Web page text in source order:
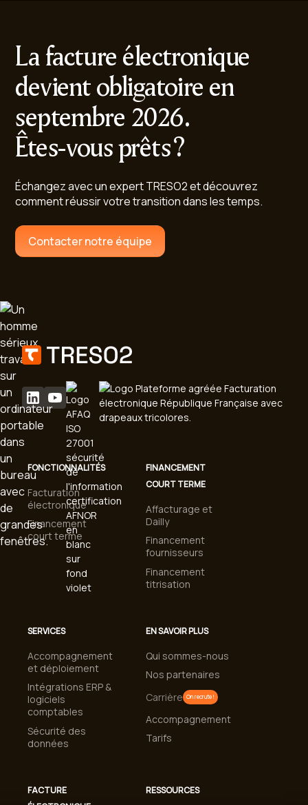
La facture électronique
devient obligatoire en
septembre 2026.
Êtes-vous prêts ?
Échangez avec un expert TRESO2 et découvrez
comment réussir votre transition dans les temps.
Contacter notre équipe
FONCTIONNALITÉS
Facturation
électronique
Financement
court terme
SERVICES
Accompagnement
et déploiement
Intégrations ERP &
logiciels
comptables
Sécurité des
données
FACTURE
FINANCEMENT
COURT TERME
Affacturage et
Dailly
Financement
fournisseurs
Financement
titrisation
EN SAVOIR PLUS
Qui sommes-nous
Nos partenaires
Carrière On recrute !
Accompagnement
Tarifs
RESSOURCES